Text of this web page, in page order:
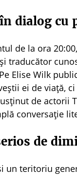
dialog cu
de la ora
traducător
Elise Wilk
ei de viață,
de actorii
conversație
de
un teritoriu